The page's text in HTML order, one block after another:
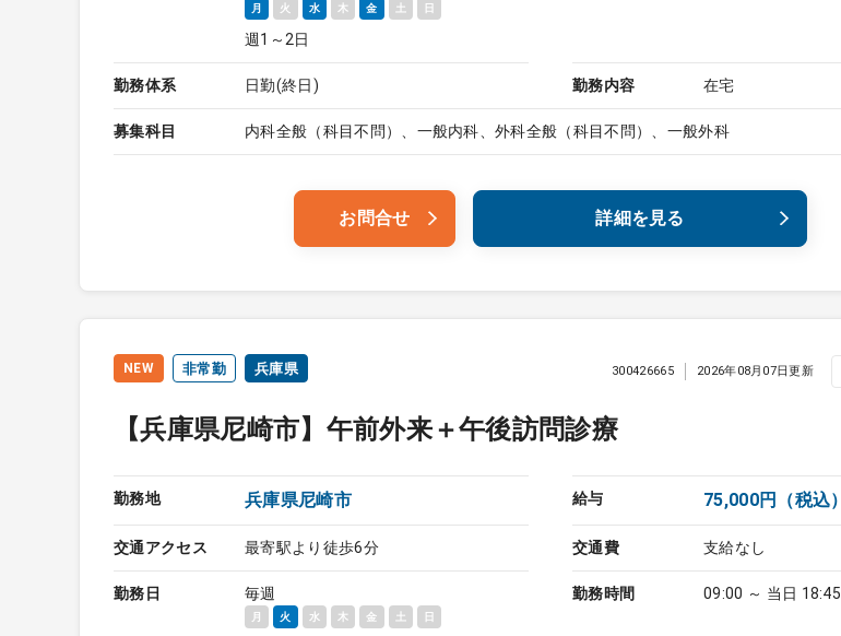
月 火 水 木 金 土 日
週1～2日
勤務体系 日勤(終日) 勤務内容 在宅
募集科目 内科全般（科目不問）、一般内科、外科全般（科目不問）、一般外科
お問合せ 詳細を見る
NEW 非常勤 兵庫県
【兵庫県尼崎市】午前外来＋午後訪問診療
300426665 2026年08月07日更新
勤務地 兵庫県尼崎市 給与 75,000円（税込）
交通アクセス 最寄駅より徒歩6分 交通費 支給なし
勤務日 毎週
月 火 水 木 金 土 日
勤務時間 09:00 ～ 当日 18:45